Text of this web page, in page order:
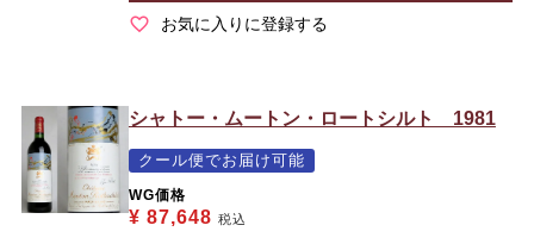
お気に入りに登録する
シャトー・ムートン・ロートシルト 1981
クール便でお届け可能
WG価格
¥ 87,648 税込